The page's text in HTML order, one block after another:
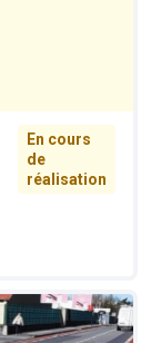
En cours
de
réalisation